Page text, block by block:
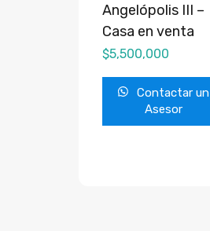
Angelópolis III –
Casa en venta
$5,500,000
Contactar un
Asesor